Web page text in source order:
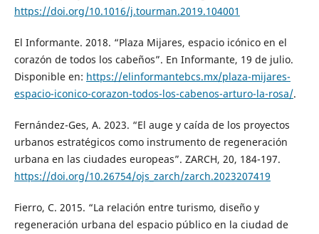
https://doi.org/10.1016/j.tourman.2019.104001
El Informante. 2018. “Plaza Mijares, espacio icónico en el
corazón de todos los cabeños”. En Informante, 19 de julio.
Disponible en: https://elinformantebcs.mx/plaza-mijares-
espacio-iconico-corazon-todos-los-cabenos-arturo-la-rosa/.
Fernández-Ges, A. 2023. “El auge y caída de los proyectos
urbanos estratégicos como instrumento de regeneración
urbana en las ciudades europeas”. ZARCH, 20, 184-197.
https://doi.org/10.26754/ojs_zarch/zarch.2023207419
Fierro, C. 2015. “La relación entre turismo, diseño y
regeneración urbana del espacio público en la ciudad de